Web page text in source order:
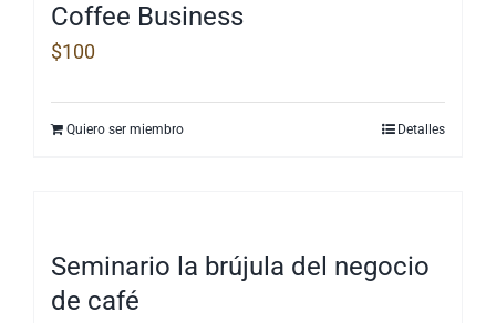
Coffee Business
$100
Quiero ser miembro Detalles
Seminario la brújula del negocio
de café